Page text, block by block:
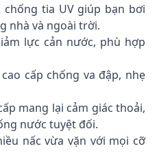
tia UV giúp bạn bơi
nhà và ngoài trời.
lực cản nước, phù hợp
cấp chống va đập, nhẹ
mang lại cảm giác thoải,
nước tuyệt đối.
nấc vừa vặn với mọi cỡ